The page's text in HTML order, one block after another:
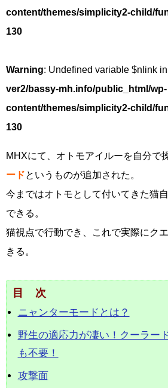
content/themes/simplicity2-child/
130
Warning: Undefined variable $nlink in
ver2/bassy-mh.info/public_html/wp-
content/themes/simplicity2-child/
130
MHXにて、オトモアイルーを自分で
ードというものが追加された。
今まではオトモとして付いてきた猫
できる。
猫視点で行動でき、これで実際にク
きる。
目次
ニャンターモードとは？
野生の適応力が凄い！クーラー
も不要！
攻撃面